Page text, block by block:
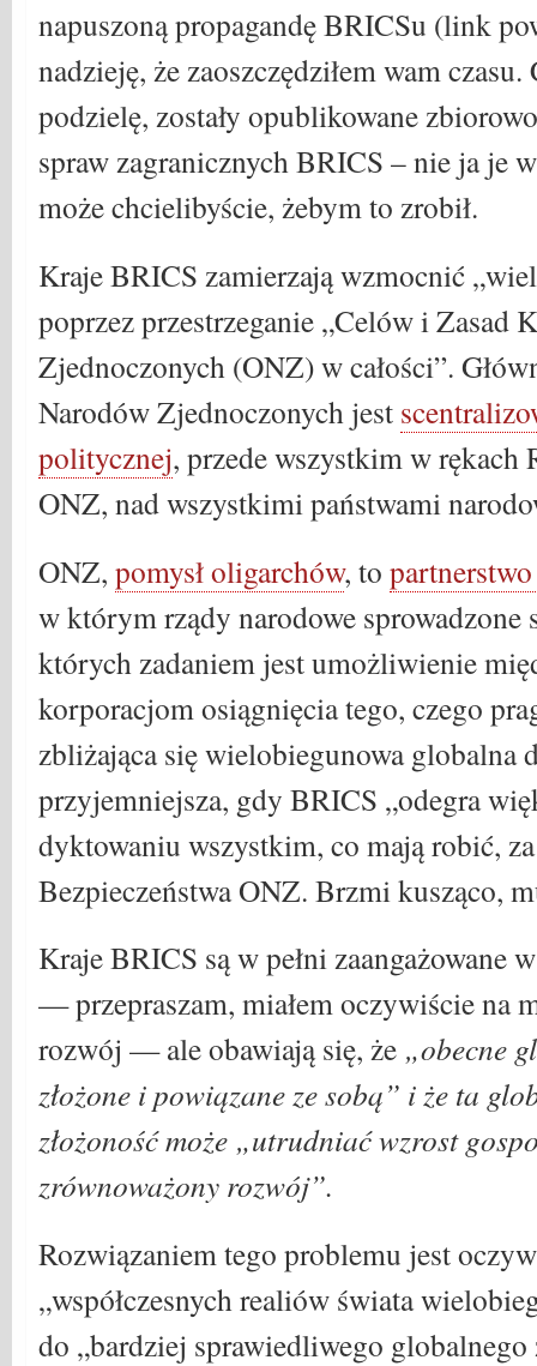
napuszoną propagandę BRICSu (link
nadzieję, że zaoszczędziłem wam
podzielę, zostały opublikowane
spraw zagranicznych BRICS – nie ja je
może chcielibyście, żebym to zrobił.
Kraje BRICS zamierzają wzmocnić
poprzez przestrzeganie „Celów i Zasad
Zjednoczonych (ONZ) w całości”.
Narodów Zjednoczonych jest
politycznej, przede wszystkim w rękach
ONZ, nad wszystkimi państwami
ONZ, pomysł oligarchów, to
w którym rządy narodowe sprowadzone
których zadaniem jest umożliwienie
korporacjom osiągnięcia tego, czego
zbliżająca się wielobiegunowa globalna
przyjemniejsza, gdy BRICS „odegra
dyktowaniu wszystkim, co mają robić,
Bezpieczeństwa ONZ. Brzmi kusząco,
Kraje BRICS są w pełni zaangażowane
— przepraszam, miałem oczywiście na
rozwój — ale obawiają się, że „obecne
złożone i powiązane ze sobą” i że ta
złożoność może „utrudniać wzrost
zrównoważony rozwój”.
Rozwiązaniem tego problemu jest
„współczesnych realiów świata
do „bardziej sprawiedliwego globalnego